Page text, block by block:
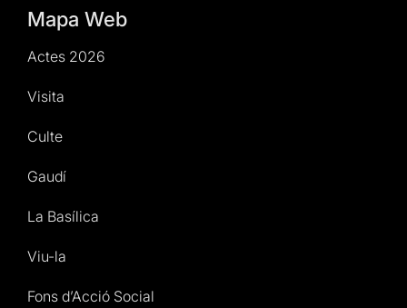
Mapa Web
Actes 2026
Visita
Culte
Gaudí
La Basílica
Viu-la
Fons d’Acció Social